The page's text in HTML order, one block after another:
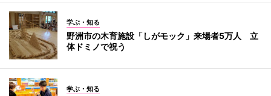
学ぶ・知る
野洲市の木育施設「しがモック」来場者5万人 立
体ドミノで祝う
学ぶ・知る